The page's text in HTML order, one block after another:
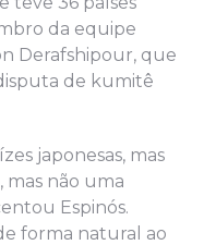
da equipe
Derafshipour, que
de kumitê
japonesas, mas
mas não uma
Espinós.
forma natural ao